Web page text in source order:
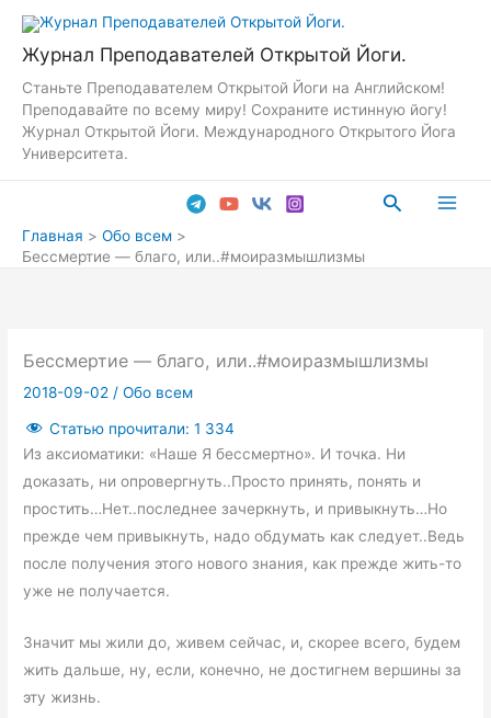
Перейти
содержимому
Журнал Преподавателей Открытой Йоги.
Станьте Преподавателем Открытой Йоги на Английском!
Преподавайте по всему миру! Сохраните истинную йогу!
Журнал Открытой Йоги. Международного Открытого Йога
Университета.
Поиск
Главная
Обо всем
Бессмертие — благо, или..#моиразмышлизмы
Бессмертие — благо, или..#моиразмышлизмы
2018-09-02 /Обо всем
Статью прочитали: 1 334
Из аксиоматики: «Наше Я бессмертно». И точка. Ни
доказать, ни опровергнуть..Просто принять, понять и
простить…Нет..последнее зачеркнуть, и привыкнуть…Но
прежде чем привыкнуть, надо обдумать как следует..Ведь
после получения этого нового знания, как прежде жить-то
уже не получается.
Значит мы жили до, живем сейчас, и, скорее всего, будем
жить дальше, ну, если, конечно, не достигнем вершины за
эту жизнь.